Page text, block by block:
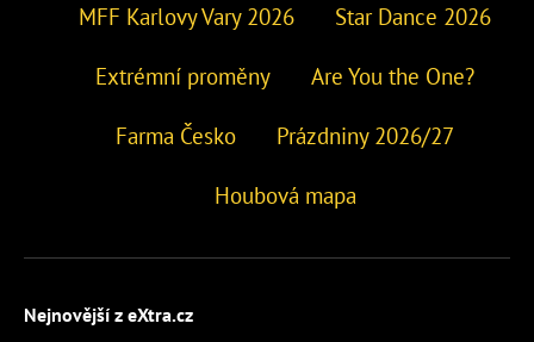
MFF Karlovy Vary 2026 Star Dance 2026
Extrémní proměny Are You the One?
Farma Česko Prázdniny 2026/27
Houbová mapa
Nejnovější z eXtra.cz